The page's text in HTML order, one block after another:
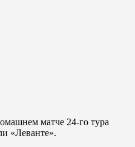
матче 24-го тура
«Леванте».